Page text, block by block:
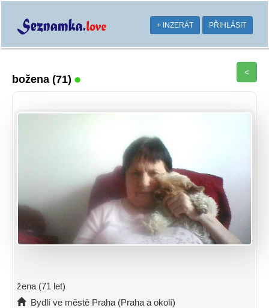
+ INZERÁT PŘIHLÁSIT
božena (71)
<
žena (71 let)
Bydlí ve městě Praha (Praha a okolí)